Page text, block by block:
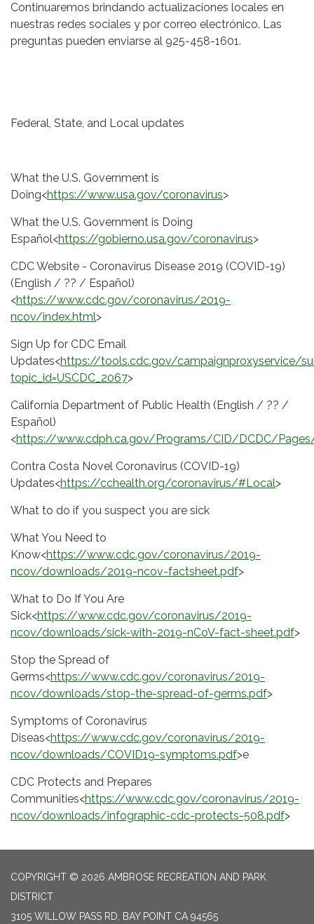
Continuaremos brindando actualizaciones locales en
nuestras redes sociales y por correo electrónico. Las
preguntas pueden enviarse al 925-458-1601.
Federal, State, and Local updates
What the U.S. Government is
Doing<https://www.usa.gov/coronavirus>
What the U.S. Government is Doing
Español<https://gobierno.usa.gov/coronavirus>
CDC Website - Coronavirus Disease 2019 (COVID-19)
(English / ?? / Español)
<https://www.cdc.gov/coronavirus/2019-
ncov/index.html>
Sign Up for CDC Email
Updates<https://tools.cdc.gov/campaignproxyservice/
topic_id=USCDC_2067>
California Department of Public Health (English / ?? /
Español)
<https://www.cdph.ca.gov/Programs/CID/DCDC/
Contra Costa Novel Coronavirus (COVID-19)
Updates<https://cchealth.org/coronavirus/#Local>
What to do if you suspect you are sick
What You Need to
Know<https://www.cdc.gov/coronavirus/2019-
ncov/downloads/2019-ncov-factsheet.pdf>
What to Do If You Are
Sick<https://www.cdc.gov/coronavirus/2019-
ncov/downloads/sick-with-2019-nCoV-fact-sheet.pdf>
Stop the Spread of
Germs<https://www.cdc.gov/coronavirus/2019-
ncov/downloads/stop-the-spread-of-germs.pdf>
Symptoms of Coronavirus
Diseas<https://www.cdc.gov/coronavirus/2019-
ncov/downloads/COVID19-symptoms.pdf>e
CDC Protects and Prepares
Communities<https://www.cdc.gov/coronavirus/2019-
ncov/downloads/infographic-cdc-protects-508.pdf>
COPYRIGHT © 2026 AMBROSE RECREATION AND PARK
DISTRICT
3105 WILLOW PASS RD, BAY POINT CA 94565